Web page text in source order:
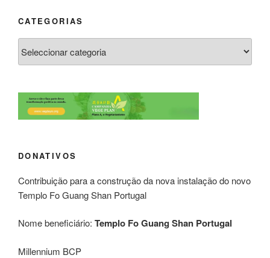
CATEGORIAS
DONATIVOS
Contribuição para a construção da nova instalação do novo
Templo Fo Guang Shan Portugal
Nome beneficiário: Templo Fo Guang Shan Portugal
Millennium BCP